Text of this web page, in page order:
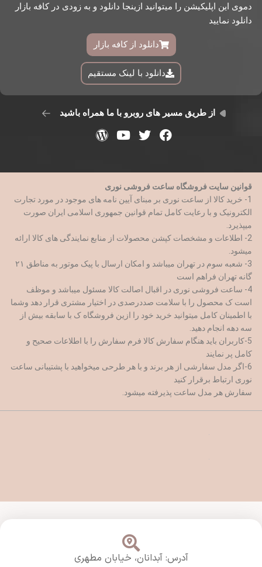
دموی این اپلیکیشن را میتوانید ازینجا دانلود و به زودی در کافه بازار
دانلود نمایید
دانلود از کافه بازار
دانلود با لینک مستقیم
از طریق مسیر های روبرو با ما همراه باشید
قوانین سایت فروشگاه ساعت فروشی نوری
1- خرید کالا از ساعت نوری بر مبنای آیین نامه های موجود در مورد تجارت
الکترونیک و با رعایت کامل تمام قوانین جمهوری اسلامی ایران صورت
میپذیرد.
2- اطلاعات و مشخصات کپشن محصولات از منابع نمایندگی های کالا ارائه
میشود.
3- شعبه سوم در تهران میباشد و امکان ارسال با پیک موتور به مناطق ۲۱
گانه تهران فراهم است
4- ساعت فروشی نوری در اقبال اصالت کالا مسئول میباشد و موظف
است ک محصول را با سلامت صددرصدی در اختیار مشتری قرار دهد وشما
با اطمینان کامل میتوانید خرید خود را ازین فروشگاه ک با سابقه بیش از
سه دهه انجام دهید.
5-کاربران باید هنگام سفارش کالا فرم سفارش را با اطلاعات صحیح و
کامل پر نمایند
6-اگر مدل سفارشی از هر برند و با هر طرحی میخواهید با پشتیبانی ساعت
نوری ارتباط برقرار کنید
سفارش هر مدل ساعت پذیرفته میشود.
آدرس: آبدانان، خیابان مطهری